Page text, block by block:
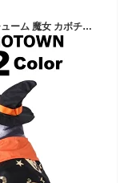
犬 ハロウィン コスプレ いぬ 仮装 変装 犬 コスチューム 魔女 カボチャ犬用 帽子 マント ハット ポンチョ ケープ ワンコ服 小型犬 中型犬 ドッグウェア ペットウェア 猫服 可愛い ランタン パンプキン ケープ